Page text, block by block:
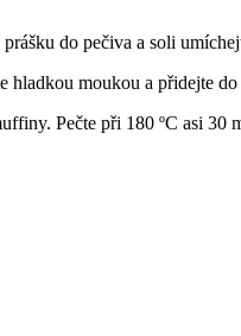
do pečiva a soli
hladkou moukou a přidejte do
Pečte při 180 ºC asi 30